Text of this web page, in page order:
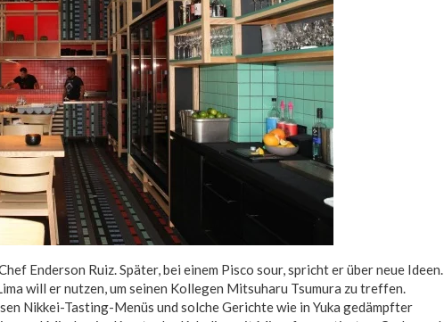
Enderson Ruiz. Später, bei einem Pisco sour, spricht er über neue Ideen.
will er nutzen, um seinen Kollegen Mitsuharu Tsumura zu treffen.
Nikkei-Tasting-Menüs und solche Gerichte wie in Yuka gedämpfter